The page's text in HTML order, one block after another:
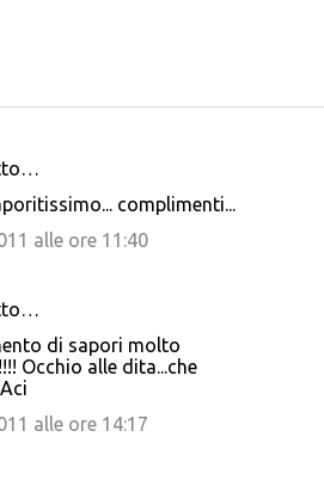
complimenti...
alle ore 11:40
di sapori molto
Occhio alle dita...che
alle ore 14:17